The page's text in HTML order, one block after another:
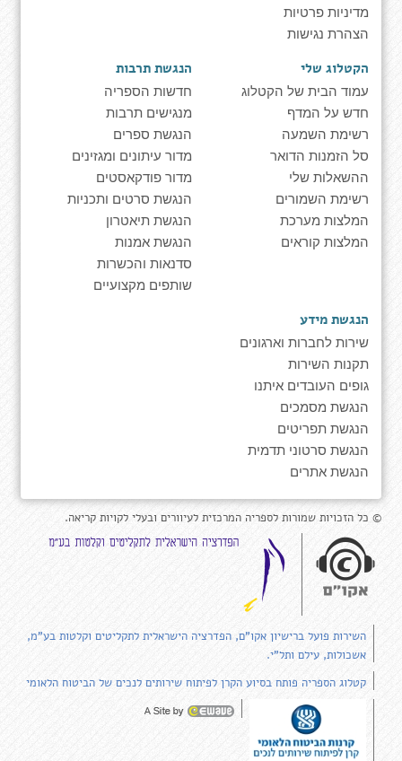
מדיניות פרטיות
הצהרת נגישות
הקטלוג שלי
עמוד הבית של הקטלוג
חדש על המדף
רשימת השמעה
סל הזמנות הדואר
ההשאלות שלי
רשימת השמורים
המלצות מערכת
המלצות קוראים
הנגשת תרבות
חדשות הספריה
מנגישים תרבות
הנגשת ספרים
מדור עיתונים ומגזינים
מדור פודקאסטים
הנגשת סרטים ותכניות
הנגשת תיאטרון
הנגשת אמנות
סדנאות והכשרות
שותפים מקצועיים
הנגשת מידע
שירות לחברות וארגונים
תקנות השירות
גופים העובדים איתנו
הנגשת מסמכים
הנגשת תפריטים
הנגשת סרטוני תדמית
הנגשת אתרים
© כל הזכויות שמורות לספריה המרכזית לעיוורים ובעלי לקויות קריאה.
השירות פועל ברישיון אקו"ם, הפדרציה הישראלית לתקליטים וקלטות בע"מ,
אשכולות, עילם ותל"י.
קטלוג הספריה פותח בסיוע הקרן לפיתוח שירותים לנכים של הביטוח הלאומי